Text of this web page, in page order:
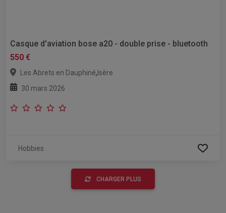
Casque d'aviation bose a20 - double prise - bluetooth
550 €
Les Abrets en Dauphiné, Isère
30 mars 2026
Hobbies
CHARGER PLUS